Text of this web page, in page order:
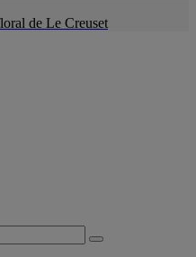
de Le Creuset